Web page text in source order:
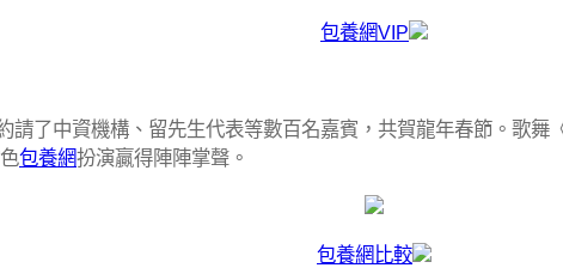
包養網VIP
請了中資機構、留先生代表等數百名嘉賓，共賀龍年春節。歌舞
包養網扮演贏得陣陣掌聲。
包養網比較